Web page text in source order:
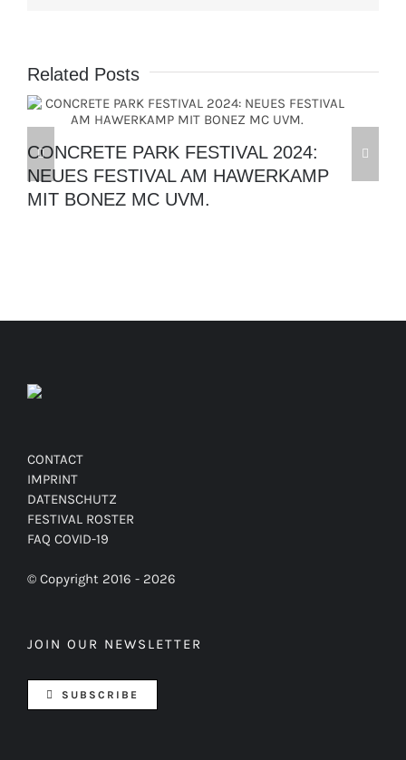
Related Posts
CONCRETE PARK FESTIVAL 2024:
NEUES FESTIVAL AM HAWERKAMP
MIT BONEZ MC UVM.
CONTACT
IMPRINT
DATENSCHUTZ
FESTIVAL ROSTER
FAQ COVID-19
© Copyright 2016 - 2026
JOIN OUR NEWSLETTER
SUBSCRIBE